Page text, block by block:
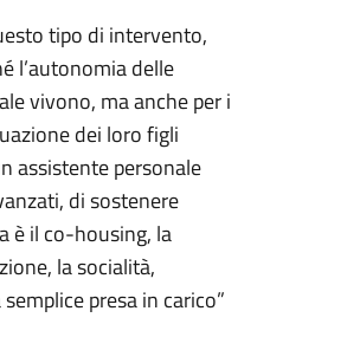
tipo di intervento,
l’autonomia delle
vivono, ma anche per i
dei loro figli
assistente personale
di sostenere
è il co-housing, la
la socialità,
presa in carico”